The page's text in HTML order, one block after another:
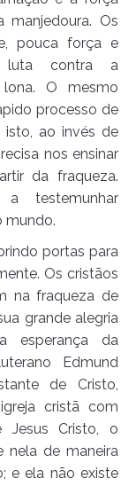
Os
pouca força e
luta contra a
lona. O mesmo
processo de
isto, ao invés de
nos ensinar
da fraqueza.
testemunhar
mundo.
portas para
Os cristãos
na fraqueza de
grande alegria
da
Edmund
de Cristo,
cristã com
Jesus Cristo, o
nela de maneira
e ela não existe